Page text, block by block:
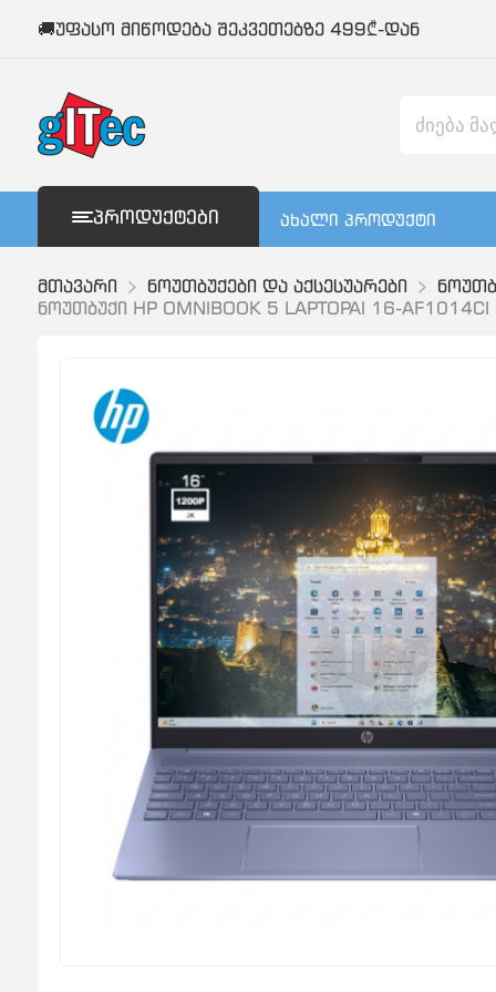
🚚უფასო მიწოდება შეკვეთებზე 499₾-დან
ᲞᲠᲝᲓᲣᲥᲢᲔᲑᲘ ახალი პროდუქტი
მთავარი ნოუთბუქები და აქსესუარები
ნოუთბუქი HP OMNIBOOK 5 LAPTOPAI 16-